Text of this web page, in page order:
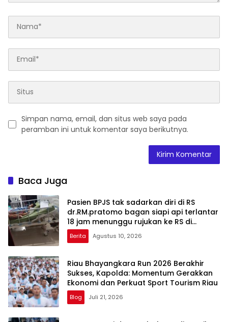
Simpan nama, email, dan situs web saya pada
peramban ini untuk komentar saya berikutnya.
Baca Juga
Pasien BPJS tak sadarkan diri di RS
dr.RM.pratomo bagan siapi api terlantar
18 jam menunggu rujukan ke RS di
pekanbaru
Berita Agustus 10, 2026
Riau Bhayangkara Run 2026 Berakhir
Sukses, Kapolda: Momentum Gerakkan
Ekonomi dan Perkuat Sport Tourism Riau
Blog Juli 21, 2026